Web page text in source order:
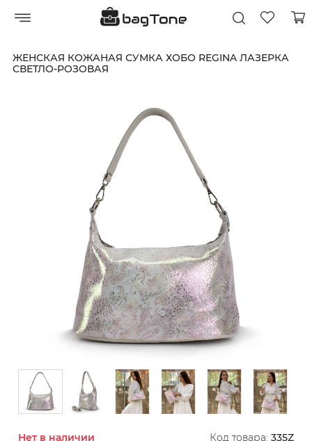
ЖЕНСКАЯ КОЖАНАЯ СУМКА ХОБО REGINA ЛАЗЕРКА
СВЕТЛО-РОЗОВАЯ
Нет в наличии Код товара: 335Z